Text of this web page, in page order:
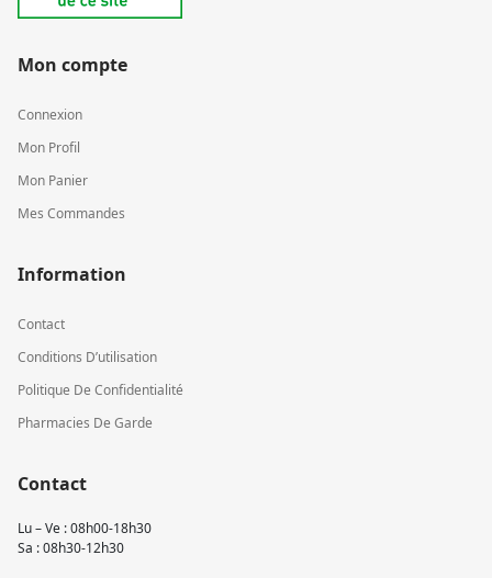
Mon compte
Connexion
Mon Profil
Mon Panier
Mes Commandes
Information
Contact
Conditions D’utilisation
Politique De Confidentialité
Pharmacies De Garde
Contact
Lu – Ve : 08h00-18h30
Sa : 08h30-12h30